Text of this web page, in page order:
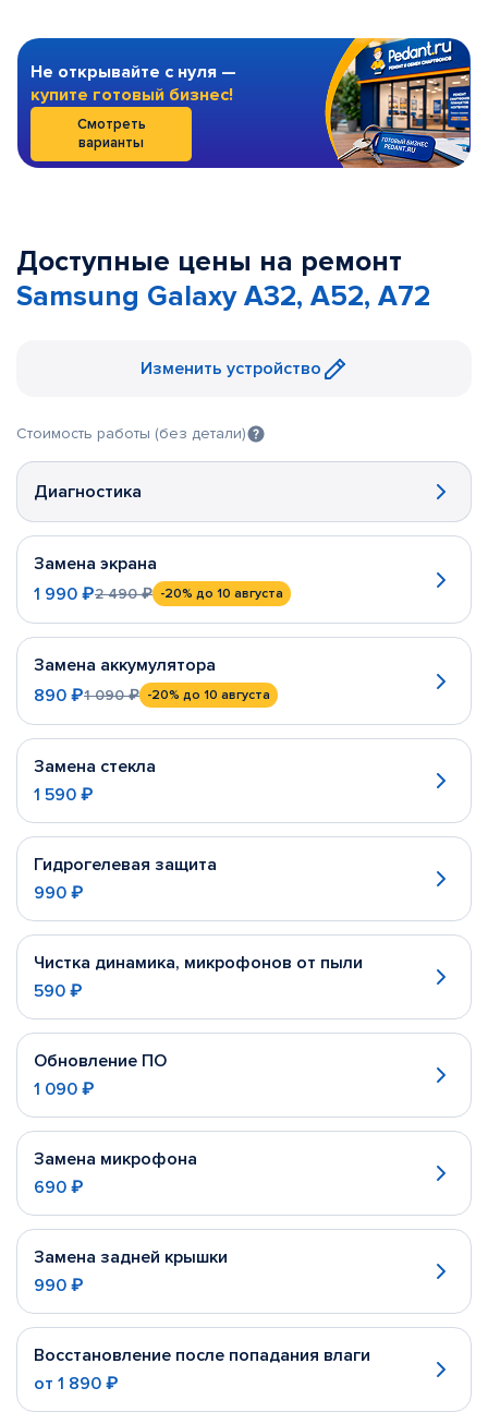
Не открывайте с нуля —
купите готовый бизнес!
Смотреть
варианты
Доступные цены на ремонт
Samsung Galaxy A32, A52, A72
Изменить устройство
Стоимость работы (без детали)
Диагностика
Замена экрана
1 990 ₽2 490 ₽ -20% до 10 августа
Замена аккумулятора
890 ₽1 090 ₽ -20% до 10 августа
Замена стекла
1 590 ₽
Гидрогелевая защита
990 ₽
Чистка динамика, микрофонов от пыли
590 ₽
Обновление ПО
1 090 ₽
Замена микрофона
690 ₽
Замена задней крышки
990 ₽
Восстановление после попадания влаги
от 1 890 ₽